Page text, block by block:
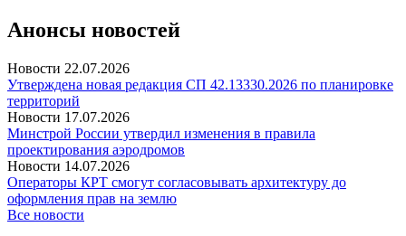
Анонсы новостей
Новости 22.07.2026
Утверждена новая редакция СП 42.13330.2026 по планировке
территорий
Новости 17.07.2026
Минстрой России утвердил изменения в правила
проектирования аэродромов
Новости 14.07.2026
Операторы КРТ смогут согласовывать архитектуру до
оформления прав на землю
Все новости